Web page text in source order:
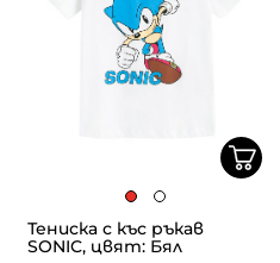
Тениска с къс ръкав
SONIC, цвят: Бял